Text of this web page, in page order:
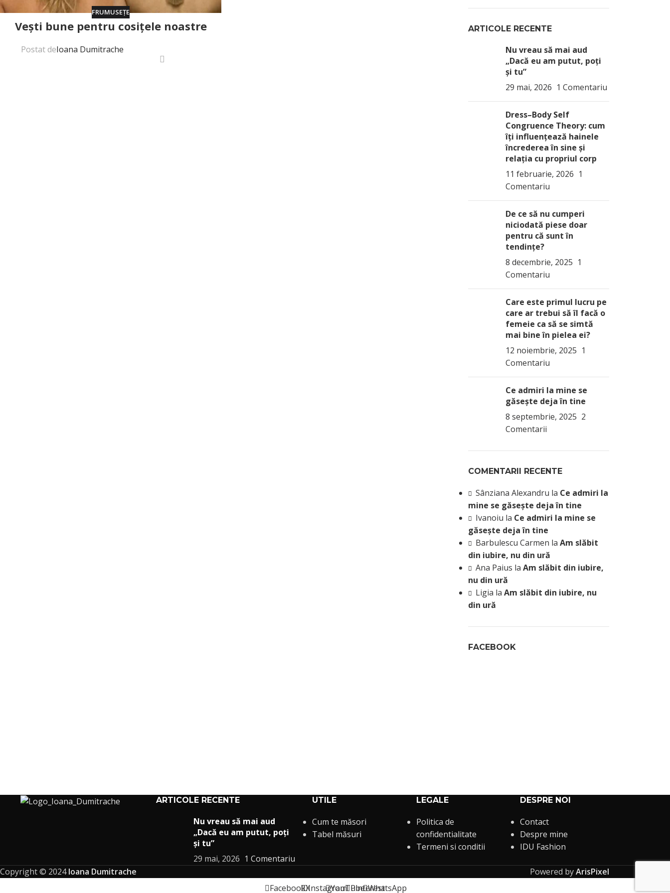
FRUMUSEȚE
Veşti bune pentru cosiţele noastre
Postat deIoana Dumitrache
ARTICOLE RECENTE
Nu vreau să mai aud
„Dacă eu am putut, poți
și tu”
29 mai, 2026 1 Comentariu
Dress–Body Self
Congruence Theory: cum
îți influențează hainele
încrederea în sine și
relația cu propriul corp
11 februarie, 2026 1
Comentariu
De ce să nu cumperi
niciodată piese doar
pentru că sunt în
tendințe?
8 decembrie, 2025 1
Comentariu
Care este primul lucru pe
care ar trebui să îl facă o
femeie ca să se simtă
mai bine în pielea ei?
12 noiembrie, 2025 1
Comentariu
Ce admiri la mine se
găsește deja în tine
8 septembrie, 2025 2
Comentarii
COMENTARII RECENTE
Sânziana Alexandru la Ce admiri la
mine se găsește deja în tine
Ivanoiu la Ce admiri la mine se
găsește deja în tine
Barbulescu Carmen la Am slăbit
din iubire, nu din ură
Ana Paius la Am slăbit din iubire,
nu din ură
Ligia la Am slăbit din iubire, nu
din ură
FACEBOOK
ARTICOLE RECENTE
Nu vreau să mai aud
„Dacă eu am putut, poți
și tu”
29 mai, 2026 1 Comentariu
UTILE
Cum te măsori
Tabel măsuri
LEGALE
Politica de
confidentialitate
Termeni si conditii
DESPRE NOI
Contact
Despre mine
IDU Fashion
Copyright © 2024Ioana Dumitrache Powered byArisPixel
FacebookXInstagramYouTubePinterestWhatsApp